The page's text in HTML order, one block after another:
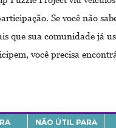
Se você não
que sua comunidade já
você precisa
NÃO ÚTIL PARA